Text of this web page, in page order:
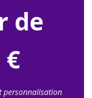
de
€
personnalisation